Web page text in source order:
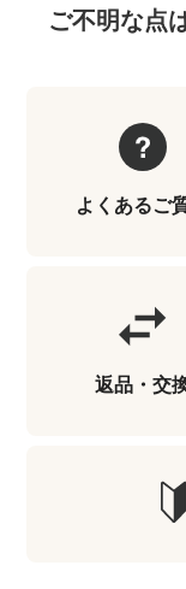
ご不明な点
よくあるご
返品・交